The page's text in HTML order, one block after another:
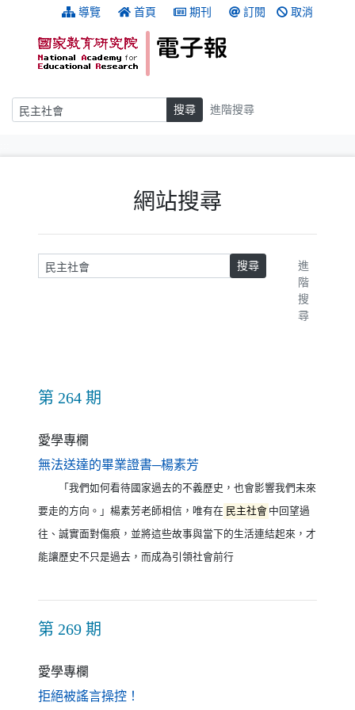
跳到主要內容 導覽 首頁 期刊 訂閱 取消
搜尋 搜尋 進階搜尋
網站搜尋
請輸入關鍵字 搜尋
進
階
搜
尋
第 264 期
愛學專欄
無法送達的畢業證書─楊素芳（另開新視窗）
「我們如何看待國家過去的不義歷史，也會影響我們未來
要走的方向。」楊素芳老師相信，唯有在 民主社會 中回望過
往、誠實面對傷痕，並將這些故事與當下的生活連結起來，才
能讓歷史不只是過去，而成為引領社會前行
第 269 期
愛學專欄
拒絕被謠言操控！